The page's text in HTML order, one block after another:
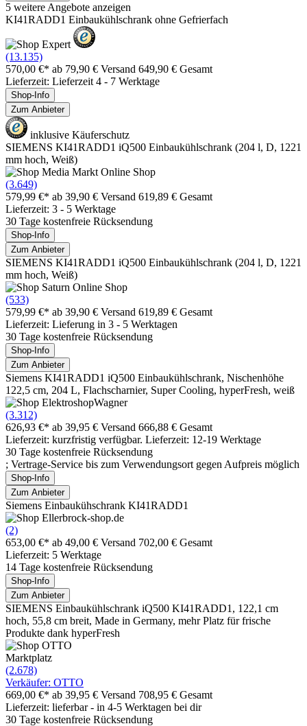
5 weitere Angebote anzeigen
KI41RADD1 Einbaukühlschrank ohne Gefrierfach
(13.135)
570,00 €* ab 79,90 € Versand 649,90 € Gesamt
Lieferzeit: Lieferzeit 4 - 7 Werktage
Shop-Info
Zum Anbieter
inklusive Käuferschutz
SIEMENS KI41RADD1 iQ500 Einbaukühlschrank (204 l, D, 1221
mm hoch, Weiß)
(3.649)
579,99 €* ab 39,90 € Versand 619,89 € Gesamt
Lieferzeit: 3 - 5 Werktage
30 Tage kostenfreie Rücksendung
Shop-Info
Zum Anbieter
SIEMENS KI41RADD1 iQ500 Einbaukühlschrank (204 l, D, 1221
mm hoch, Weiß)
(533)
579,99 €* ab 39,90 € Versand 619,89 € Gesamt
Lieferzeit: Lieferung in 3 - 5 Werktagen
30 Tage kostenfreie Rücksendung
Shop-Info
Zum Anbieter
Siemens KI41RADD1 iQ500 Einbaukühlschrank, Nischenhöhe
122,5 cm, 204 L, Flachscharnier, Super Cooling, hyperFresh, weiß
(3.312)
626,93 €* ab 39,95 € Versand 666,88 € Gesamt
Lieferzeit: kurzfristig verfügbar. Lieferzeit: 12-19 Werktage
30 Tage kostenfreie Rücksendung
; Vertrage-Service bis zum Verwendungsort gegen Aufpreis möglich
Shop-Info
Zum Anbieter
Siemens Einbaukühschrank KI41RADD1
(2)
653,00 €* ab 49,00 € Versand 702,00 € Gesamt
Lieferzeit: 5 Werktage
14 Tage kostenfreie Rücksendung
Shop-Info
Zum Anbieter
SIEMENS Einbaukühlschrank iQ500 KI41RADD1, 122,1 cm
hoch, 55,8 cm breit, Made in Germany, mehr Platz für frische
Produkte dank hyperFresh
Marktplatz
(2.678)
Verkäufer: OTTO
669,00 €* ab 39,95 € Versand 708,95 € Gesamt
Lieferzeit: lieferbar - in 4-5 Werktagen bei dir
30 Tage kostenfreie Rücksendung